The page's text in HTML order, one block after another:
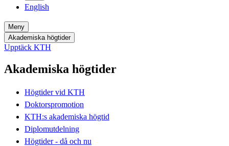
English
Meny
Akademiska högtider
Upptäck KTH
Akademiska högtider
Högtider vid KTH
Doktorspromotion
KTH:s akademiska högtid
Diplomutdelning
Högtider - då och nu